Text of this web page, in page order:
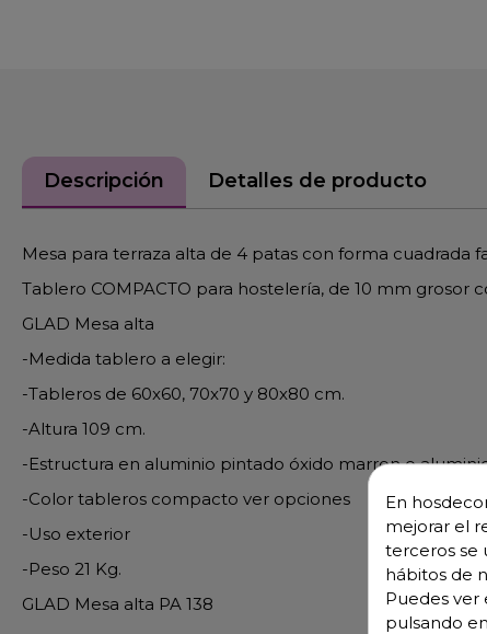
Descripción Detalles de producto
Mesa para terraza alta de 4 patas con forma cuadrada
Tablero COMPACTO para hostelería, de 10 mm
GLAD Mesa alta
-Medida tablero a elegir:
-Tableros de 60x60, 70x70 y 80x80 cm.
-Altura 109 cm.
-Estructura en aluminio pintado óxido marron o
-Color tableros compacto ver opciones
-Uso exterior
-Peso 21 Kg.
GLAD Mesa alta PA 138
En
mejorar el
terceros se
hábitos de
Puedes ver
pulsando